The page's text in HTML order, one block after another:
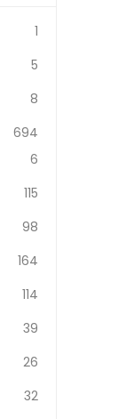
1
5
8
694
6
115
98
164
114
39
26
32